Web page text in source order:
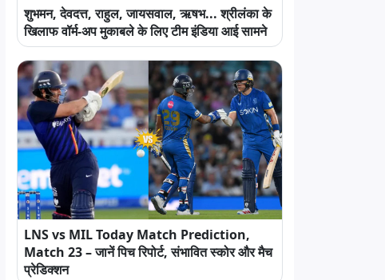
शुभमन, देवदत्त, राहुल, जायसवाल, ऋषभ... श्रीलंका के
खिलाफ वॉर्म-अप मुकाबले के लिए टीम इंडिया आई सामने
LNS vs MIL Today Match Prediction,
Match 23 – जानें पिच रिपोर्ट, संभावित स्कोर और मैच
प्रेडिक्शन